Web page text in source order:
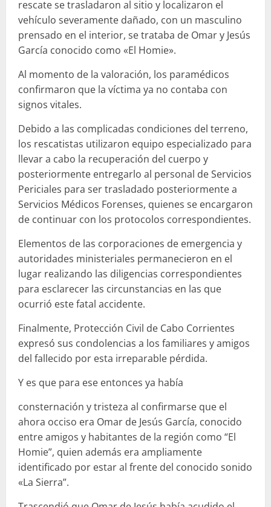
rescate se trasladaron al sitio y localizaron el
vehículo severamente dañado, con un masculino
prensado en el interior, se trataba de Omar y Jesús
García conocido como «El Homie».
Al momento de la valoración, los paramédicos
confirmaron que la víctima ya no contaba con
signos vitales.
Debido a las complicadas condiciones del terreno,
los rescatistas utilizaron equipo especializado para
llevar a cabo la recuperación del cuerpo y
posteriormente entregarlo al personal de Servicios
Periciales para ser trasladado posteriormente a
Servicios Médicos Forenses, quienes se encargaron
de continuar con los protocolos correspondientes.
Elementos de las corporaciones de emergencia y
autoridades ministeriales permanecieron en el
lugar realizando las diligencias correspondientes
para esclarecer las circunstancias en las que
ocurrió este fatal accidente.
Finalmente, Protección Civil de Cabo Corrientes
expresó sus condolencias a los familiares y amigos
del fallecido por esta irreparable pérdida.
Y es que para ese entonces ya había
consternación y tristeza al confirmarse que el
ahora occiso era Omar de Jesús García, conocido
entre amigos y habitantes de la región como “El
Homie”, quien además era ampliamente
identificado por estar al frente del conocido sonido
«La Sierra”.